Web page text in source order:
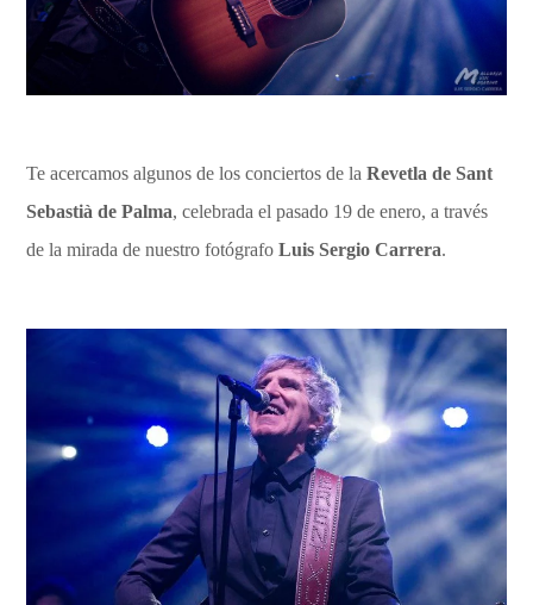
Te acercamos algunos de los conciertos de laRevetla de Sant
Sebastià de Palma, celebrada el pasado 19 de enero, a través
de la mirada de nuestro fotógrafoLuis Sergio Carrera.